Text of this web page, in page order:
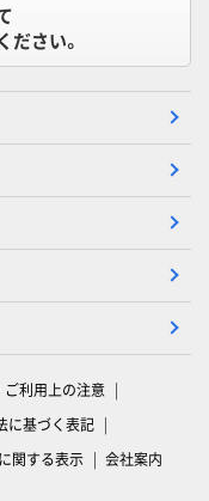
ださい。
ご利用上の注意
に基づく表記
関する表示 会社案内